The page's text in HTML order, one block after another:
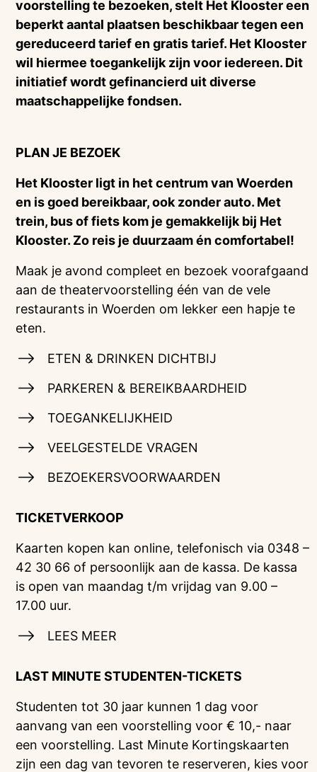
voorstelling te bezoeken, stelt Het Klooster een
beperkt aantal plaatsen beschikbaar tegen een
gereduceerd tarief en gratis tarief. Het Klooster
wil hiermee toegankelijk zijn voor iedereen. Dit
initiatief wordt gefinancierd uit diverse
maatschappelijke fondsen.
PLAN JE BEZOEK
Het Klooster ligt in het centrum van Woerden
en is goed bereikbaar, ook zonder auto. Met
trein, bus of fiets kom je gemakkelijk bij Het
Klooster. Zo reis je duurzaam én comfortabel!
Maak je avond compleet en bezoek voorafgaand
aan de theatervoorstelling één van de vele
restaurants in Woerden om lekker een hapje te
eten.
ETEN & DRINKEN DICHTBIJ
PARKEREN & BEREIKBAARDHEID
TOEGANKELIJKHEID
VEELGESTELDE VRAGEN
BEZOEKERSVOORWAARDEN
TICKETVERKOOP
Kaarten kopen kan online, telefonisch via 0348 –
42 30 66 of persoonlijk aan de kassa. De kassa
is open van maandag t/m vrijdag van 9.00 –
17.00 uur.
LEES MEER
LAST MINUTE STUDENTEN-TICKETS
Studenten tot 30 jaar kunnen 1 dag voor
aanvang van een voorstelling voor € 10,- naar
een voorstelling. Last Minute Kortingskaarten
zijn een dag van tevoren te reserveren, kies voor